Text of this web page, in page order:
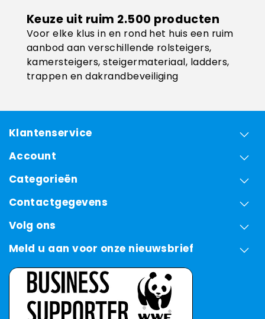
Keuze uit ruim 2.500 producten
Voor elke klus in en rond het huis een ruim
aanbod aan verschillende rolsteigers,
kamersteigers, steigermateriaal, ladders,
trappen en dakrandbeveiliging
Klantenservice
Account
Categorieën
Contactgegevens
Volg ons
Meld u aan voor onze nieuwsbrief